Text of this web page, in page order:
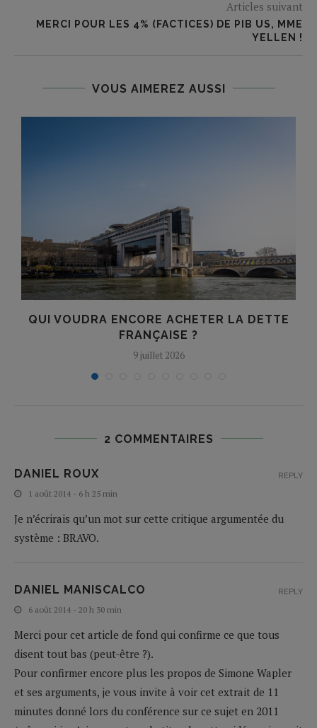
Articles suivant
MERCI POUR LES 4% (FACTICES) DE PIB US, MME
YELLEN !
VOUS AIMEREZ AUSSI
QUI VOUDRA ENCORE ACHETER LA DETTE
FRANÇAISE ?
9 juillet 2026
2 COMMENTAIRES
DANIEL ROUX
1 août 2014 - 6 h 25 min
Je n’écrirais qu’un mot sur cette critique argumentée du
système : BRAVO.
REPLY
DANIEL MANISCALCO
6 août 2014 - 20 h 30 min
Merci pour cet article de fond qui confirme ce que tous
disent tout bas (peut-être ?).
Pour confirmer encore plus les propos de Simone Wapler
et ses arguments, je vous invite à voir cet extrait de 11
minutes donné lors du conférence sur ce sujet en 2011
REPLY